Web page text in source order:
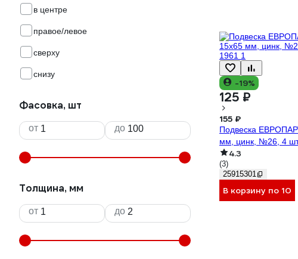
в центре
правое/левое
сверху
снизу
Фасовка, шт
от до
Толщина, мм
от до
-19%
125 ₽
155 ₽
Подвеска
мм, цинк, №26, 4
4.3
(3)
25915301
В корзину по 10